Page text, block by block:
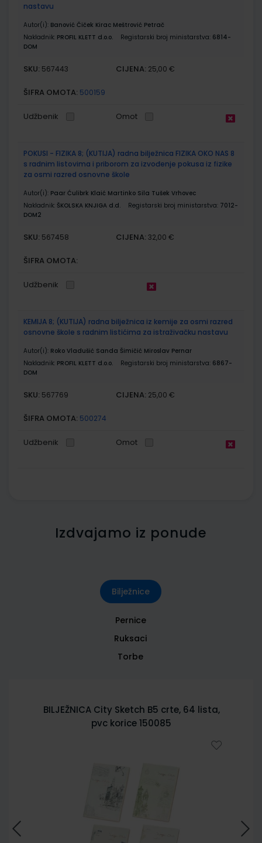
nastavu
Autor(i): Banović Čiček Kirac Meštrović Petrač
Nakladnik: PROFIL KLETT d.o.o. Registarski broj ministarstva: 6814-
DOM
SKU: 567443 CIJENA: 25,00 €
ŠIFRA OMOTA: 500159
Udžbenik Omot
POKUSI - FIZIKA 8; (KUTIJA) radna bilježnica FIZIKA OKO NAS 8
s radnim listovima i priborom za izvođenje pokusa iz fizike
za osmi razred osnovne škole
Autor(i): Paar Ćulibrk Klaić Martinko Sila Tušek Vrhovec
Nakladnik: ŠKOLSKA KNJIGA d.d. Registarski broj ministarstva: 7012-
DOM2
SKU: 567458 CIJENA: 32,00 €
ŠIFRA OMOTA:
Udžbenik
KEMIJA 8; (KUTIJA) radna bilježnica iz kemije za osmi razred
osnovne škole s radnim listićima za istraživačku nastavu
Autor(i): Roko Vladušić Sanda Šimičić Miroslav Pernar
Nakladnik: PROFIL KLETT d.o.o. Registarski broj ministarstva: 6867-
DOM
SKU: 567769 CIJENA: 25,00 €
ŠIFRA OMOTA: 500274
Udžbenik Omot
Izdvajamo iz ponude
Bilježnice
Pernice
Ruksaci
Torbe
BILJEŽNICA City Sketch B5 crte, 64 lista,
pvc korice 150085